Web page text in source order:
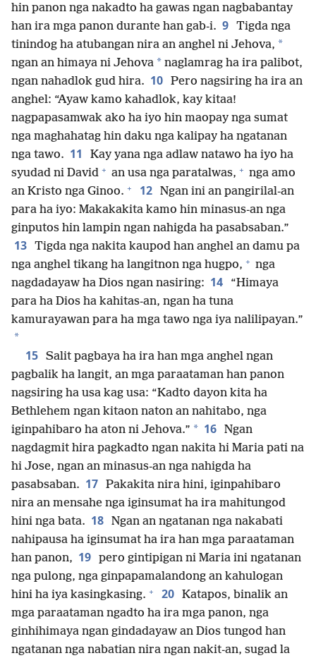
hin panon nga nakadto ha gawas ngan nagbabantay
han ira mga panon durante han gab-i. 9 Tigda nga
tinindog ha atubangan nira an anghel ni Jehova, *
ngan an himaya ni Jehova * naglamrag ha ira palibot,
ngan nahadlok gud hira. 10 Pero nagsiring ha ira an
anghel: “Ayaw kamo kahadlok, kay kitaa!
nagpapasamwak ako ha iyo hin maopay nga sumat
nga maghahatag hin daku nga kalipay ha ngatanan
nga tawo. 11
Kay yana nga adlaw natawo ha iyo ha
syudad ni David + an usa nga paratalwas, + nga amo
an Kristo nga Ginoo. + 12 Ngan ini an pangirilal-an
para ha iyo: Makakakita kamo hin minasus-an nga
ginputos hin lampin ngan nahigda ha pasabsaban.”
13 Tigda nga nakita kaupod han anghel an damu pa
nga anghel tikang ha langitnon nga hugpo, + nga
nagdadayaw ha Dios ngan nasiring: 14
“Himaya
para ha Dios ha kahitas-an, ngan ha tuna
kamurayawan para ha mga tawo nga iya nalilipayan.”
*
15 Salit pagbaya ha ira han mga anghel ngan
pagbalik ha langit, an mga paraataman han panon
nagsiring ha usa kag usa: “Kadto dayon kita ha
Bethlehem ngan kitaon naton an nahitabo, nga
iginpahibaro ha aton ni Jehova.” * 16 Ngan
nagdagmit hira pagkadto ngan nakita hi Maria pati na
hi Jose, ngan an minasus-an nga nahigda ha
pasabsaban. 17 Pakakita nira hini, iginpahibaro
nira an mensahe nga iginsumat ha ira mahitungod
hini nga bata. 18 Ngan an ngatanan nga nakabati
nahipausa ha iginsumat ha ira han mga paraataman
han panon, 19 pero gintipigan ni Maria ini ngatanan
nga pulong, nga ginpapamalandong an kahulogan
hini ha iya kasingkasing. + 20 Katapos, binalik an
mga paraataman ngadto ha ira mga panon, nga
ginhihimaya ngan gindadayaw an Dios tungod han
ngatanan nga nabatian nira ngan nakit-an, sugad la